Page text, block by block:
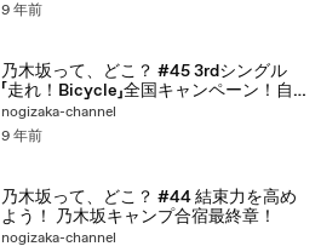
9 年前
乃木坂って、どこ？ #45 3rdシングル
「走れ！Bicycle」全国キャンペーン！自
転車で全国PRツアー！
nogizaka-channel
9 年前
乃木坂って、どこ？ #44 結束力を高め
よう！ 乃木坂キャンプ合宿最終章！
nogizaka-channel